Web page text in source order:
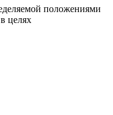
положениями
целях